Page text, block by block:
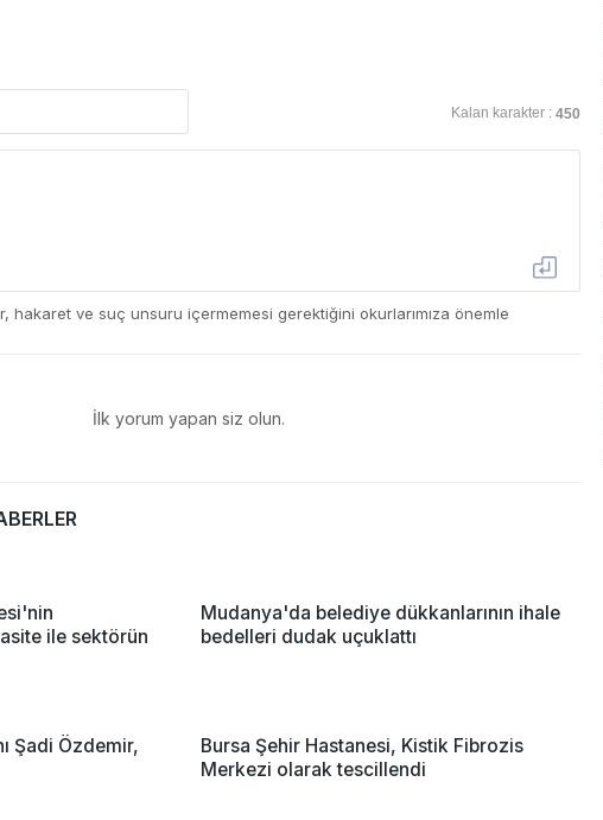
Kalan karakter : 450
hakaret ve suç unsuru içermemesi gerektiğini okurlarımıza önemle
İlk yorum yapan siz olun.
ile sektörün
Mudanya'da belediye dükkanlarının ihale
bedelleri dudak uçuklattı
Şadi Özdemir,
Bursa Şehir Hastanesi, Kistik Fibrozis
Merkezi olarak tescillendi